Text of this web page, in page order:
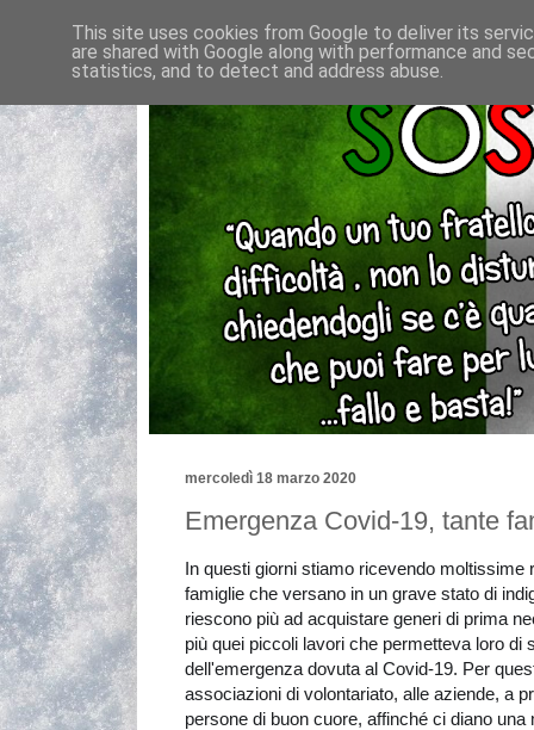
mercoledì 18 marzo 2020
Emergenza Covid-19, tante
In questi giorni stiamo ricevendo moltissime
famiglie che versano in un grave stato di
riescono più ad acquistare generi di prima
più quei piccoli lavori che permetteva loro di
dell'emergenza dovuta al Covid-19. Per
associazioni di volontariato, alle aziende, a
persone di buon cuore, affinché ci diano una
This site uses cookies from Google to deliver its
are shared with Google along with performance and
statistics, and to detect and address abuse.